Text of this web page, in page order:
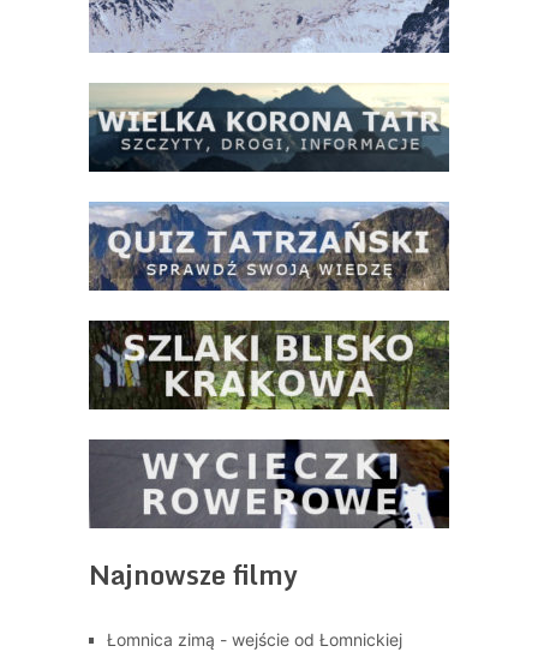
Najnowsze filmy
Łomnica zimą - wejście od Łomnickiej